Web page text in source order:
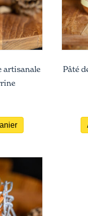
artisanale
Pâté